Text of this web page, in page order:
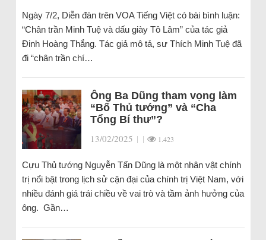
Ngày 7/2, Diễn đàn trên VOA Tiếng Việt có bài bình luận:
“Chân trần Minh Tuệ và dấu giày Tô Lâm” của tác giả
Đinh Hoàng Thắng. Tác giả mô tả, sư Thích Minh Tuệ đã
đi “chân trần chí…
Ông Ba Dũng tham vọng làm
“Bố Thủ tướng” và “Cha
Tổng Bí thư”?
13/02/2025 | | 1.423
Cựu Thủ tướng Nguyễn Tấn Dũng là một nhân vật chính
trị nổi bật trong lịch sử cận đại của chính trị Việt Nam, với
nhiều đánh giá trái chiều về vai trò và tầm ảnh hưởng của
ông. Gần…